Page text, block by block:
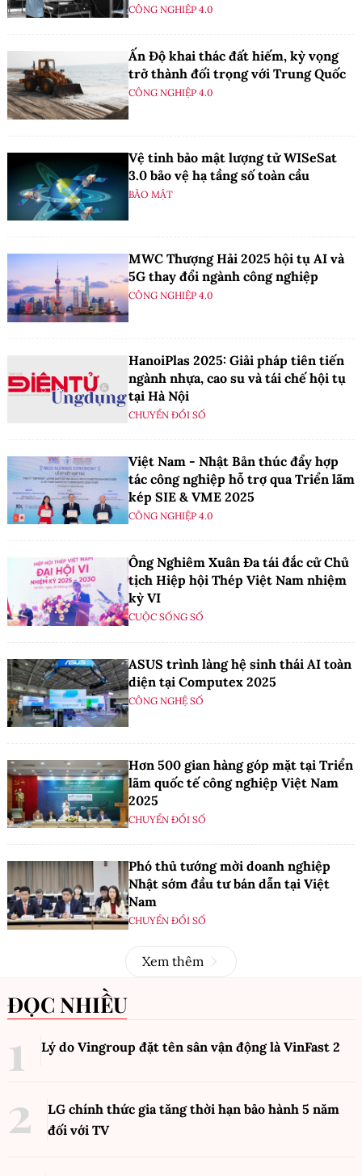
CÔNG NGHIỆP 4.0
Ấn Độ khai thác đất hiếm, kỳ vọng
trở thành đối trọng với Trung Quốc
CÔNG NGHIỆP 4.0
Vệ tinh bảo mật lượng tử WISeSat
3.0 bảo vệ hạ tầng số toàn cầu
BẢO MẬT
MWC Thượng Hải 2025 hội tụ AI và
5G thay đổi ngành công nghiệp
CÔNG NGHIỆP 4.0
HanoiPlas 2025: Giải pháp tiên tiến
ngành nhựa, cao su và tái chế hội tụ
tại Hà Nội
CHUYỂN ĐỔI SỐ
Việt Nam - Nhật Bản thúc đẩy hợp
tác công nghiệp hỗ trợ qua Triển lãm
kép SIE & VME 2025
CÔNG NGHIỆP 4.0
Ông Nghiêm Xuân Đa tái đắc cử Chủ
tịch Hiệp hội Thép Việt Nam nhiệm
kỳ VI
CUỘC SỐNG SỐ
ASUS trình làng hệ sinh thái AI toàn
diện tại Computex 2025
CÔNG NGHỆ SỐ
Hơn 500 gian hàng góp mặt tại Triển
lãm quốc tế công nghiệp Việt Nam
2025
CHUYỂN ĐỔI SỐ
Phó thủ tướng mời doanh nghiệp
Nhật sớm đầu tư bán dẫn tại Việt
Nam
CHUYỂN ĐỔI SỐ
Xem thêm
ĐỌC NHIỀU
Lý do Vingroup đặt tên sân vận động là VinFast 2
LG chính thức gia tăng thời hạn bảo hành 5 năm
đối với TV